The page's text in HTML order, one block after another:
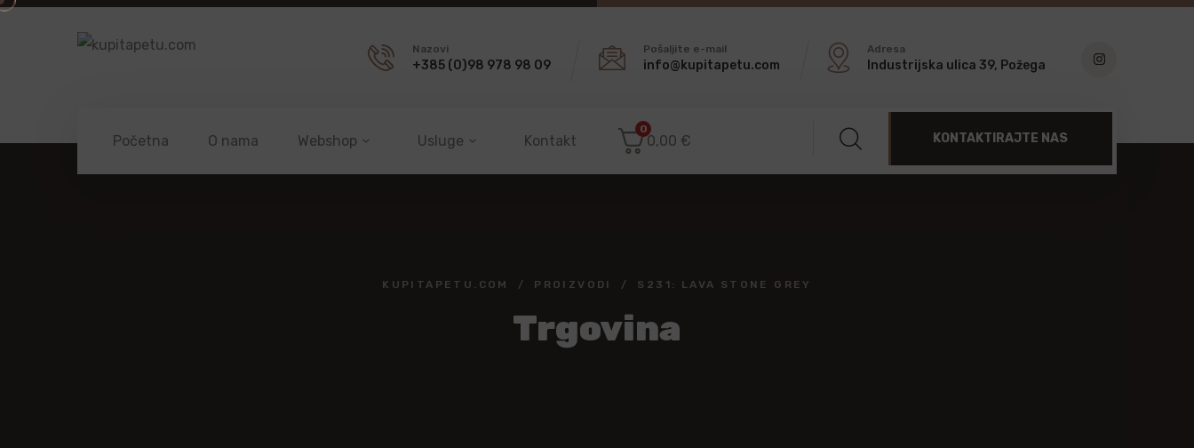
Nazovi
+385 (0)98 978 98 09
Pošaljite e-mail
info@kupitapetu.com
Adresa
Industrijska ulica 39, Požega
Početna O nama Webshop Usluge Kontakt
0
0,00 € KONTAKTIRAJTE NAS
KUPITAPETU.COM PROIZVODI S231: LAVA STONE GREY
Trgovina